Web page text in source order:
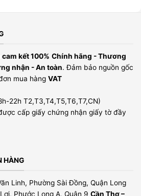
cam kết 100% Chính hãng - Thương
nhận - An toàn. Đảm bảo nguồn gốc
mua hàng VAT
22h T2,T3,T4,T5,T6,T7,CN)
cấp giấy chứng nhận giấy tờ đầy
HÀNG
Linh, Phường Sài Đồng, Quận Long
Phước Long A, Quận 9 Cần Thơ –